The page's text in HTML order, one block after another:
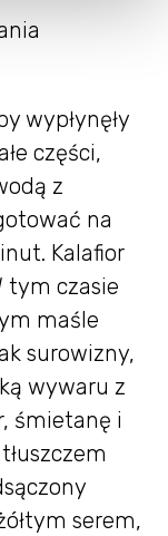
wypłynęły
części,
z
na
Kalafior
tym czasie
maśle
surowizny,
wywaru z
śmietanę i
serem,